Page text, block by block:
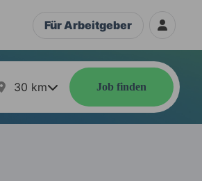
Für Arbeitgeber
30 km Job finden